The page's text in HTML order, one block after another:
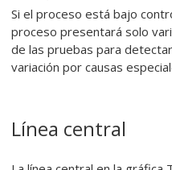
Si el proceso está bajo
proceso presentará solo
de las pruebas para
variación por causas
Línea central